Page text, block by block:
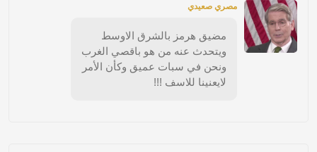
مصري صعيدي
مضيق هرمز بالشرق الاوسط
ويتحدث عنه من هو باقصي الغرب
ونحن في سبات عميق وكأن الأمر
لايعنينا للاسف !!!